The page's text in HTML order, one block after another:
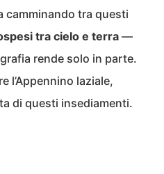
camminando tra questi
tra cielo e terra —
rende solo in parte.
l’Appennino laziale,
di questi insediamenti.